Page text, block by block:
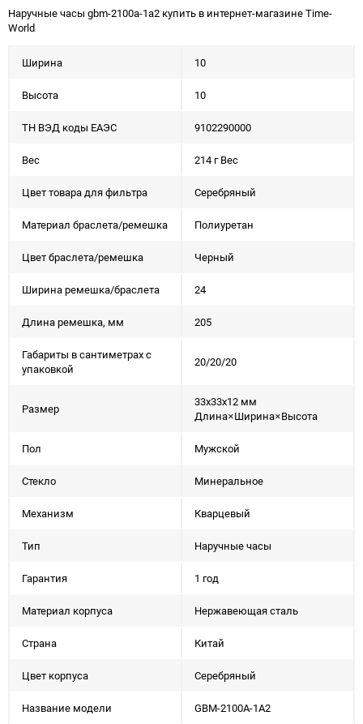
Наручные часы gbm-2100a-1a2 купить в интернет-магазине Time-
World
Ширина 10
Высота 10
ТН ВЭД коды ЕАЭС 9102290000
Вес 214 г Вес
Цвет товара для фильтра Серебряный
Материал браслета/ремешка Полиуретан
Цвет браслета/ремешка Черный
Ширина ремешка/браслета 24
Длина ремешка, мм 205
Габариты в сантиметрах с
упаковкой
20/20/20
Размер
33x33x12 мм
Длина×Ширина×Высота
Пол Мужской
Стекло Минеральное
Механизм Кварцевый
Тип Наручные часы
Гарантия 1 год
Материал корпуса Нержавеющая сталь
Страна Китай
Цвет корпуса Серебряный
Название модели GBM-2100A-1A2